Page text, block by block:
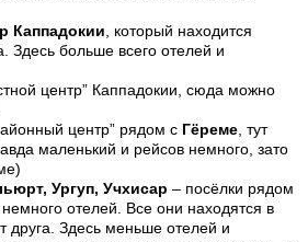
Каппадокии , который находится
Здесь больше всего отелей и
центр” Каппадокии, сюда можно
центр” рядом с Гёреме , тут
маленький и рейсов немного, зато
Ургуп, Учхисар – посёлки рядом
немного отелей. Все они находятся в
друга. Здесь меньше отелей и